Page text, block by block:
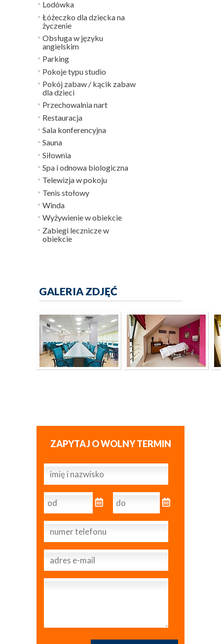
Lodówka
Łóżeczko dla dziecka na
życzenie
Obsługa w języku
angielskim
Parking
Pokoje typu studio
Pokój zabaw / kącik zabaw
dla dzieci
Przechowalnia nart
Restauracja
Sala konferencyjna
Sauna
Siłownia
Spa i odnowa biologiczna
Telewizja w pokoju
Tenis stołowy
Winda
Wyżywienie w obiekcie
Zabiegi lecznicze w
obiekcie
GALERIA ZDJĘĆ
ZAPYTAJ O WOLNY TERMIN